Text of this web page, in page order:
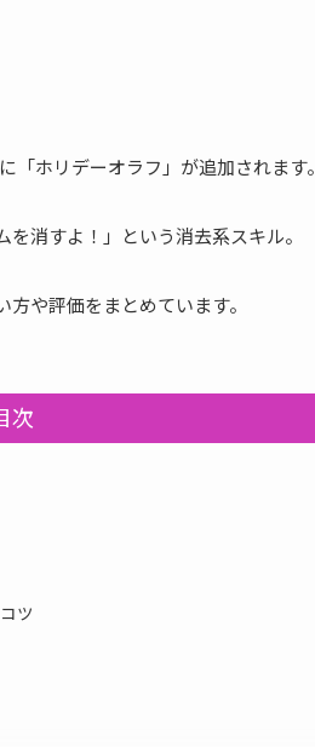
ホリデーオラフ」が追加されます。
消すよ！」という消去系スキル。
や評価をまとめています。
次
ツ